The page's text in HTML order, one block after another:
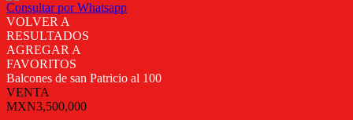
Consultar por Whatsapp
VOLVER A
RESULTADOS
AGREGAR A
FAVORITOS
Balcones de san Patricio al 100
VENTA
MXN3,500,000